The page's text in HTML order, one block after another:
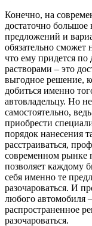
Конечно, на
достаточно большое
предложений и
обязательно сможет
что ему придется
растворами – это
выгодное решение,
добиться именно
автовладельцу. Но
самостоятельно,
приобрести
порядок нанесения
расстраиваться,
современном рынке
позволяет каждому
себя именно те
разочароваться. И
любого автомобиля
распространенное
разочароваться.